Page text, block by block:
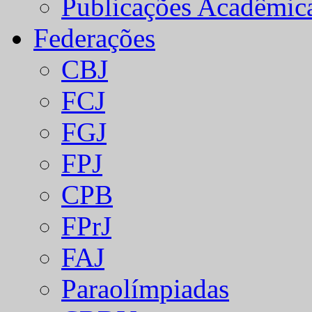
Publicações
Federações
CBJ
FCJ
FGJ
FPJ
CPB
FPrJ
FAJ
Paraolímpiadas